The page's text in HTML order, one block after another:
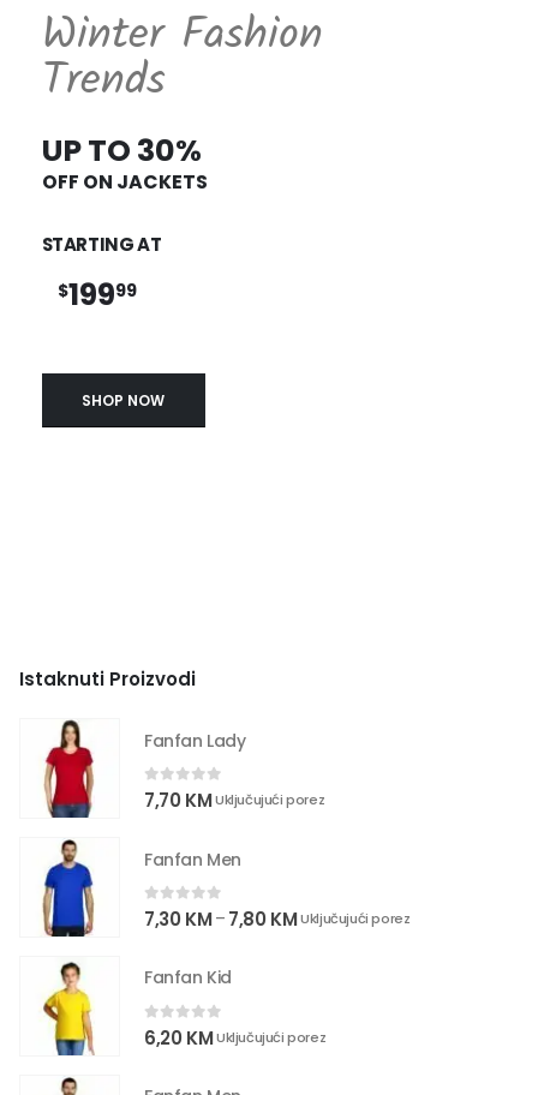
Winter Fashion
Trends
UP TO 30%
OFF ON JACKETS
STARTING AT
$19999
SHOP NOW
Istaknuti Proizvodi
Fanfan Lady
0out of 5
7,70 KMUključujući porez
Fanfan Men
0out of 5
7,30 KM– 7,80 KMUključujući porez
Fanfan Kid
0out of 5
6,20 KMUključujući porez